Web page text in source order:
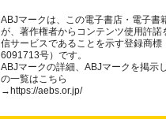
ABJマークは、この電子書店・電子書
が、著作権者からコンテンツ使用許諾
信サービスであることを示す登録商標
6091713号）です。
ABJマークの詳細、ABJマークを掲示
の一覧はこちら
→ https://aebs.or.jp/